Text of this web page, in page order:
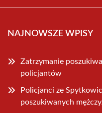
NAJNOWSZE WPISY
Zatrzymanie
policjantów
Policjanci ze
poszukiwanych